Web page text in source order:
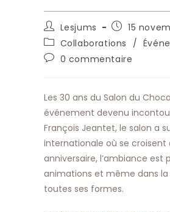
Auteur/autrice
de
la
publication :
Lesjums
Publication
publiée :
15
Post
category:
Collaborations /
Commentaires
publication :
0 commentaire
Les 30 ans du Salon du
événement devenu
François Jeantet, le salon a
internationale où se
anniversaire, l’ambiance
animations et même dans
toutes ses formes.